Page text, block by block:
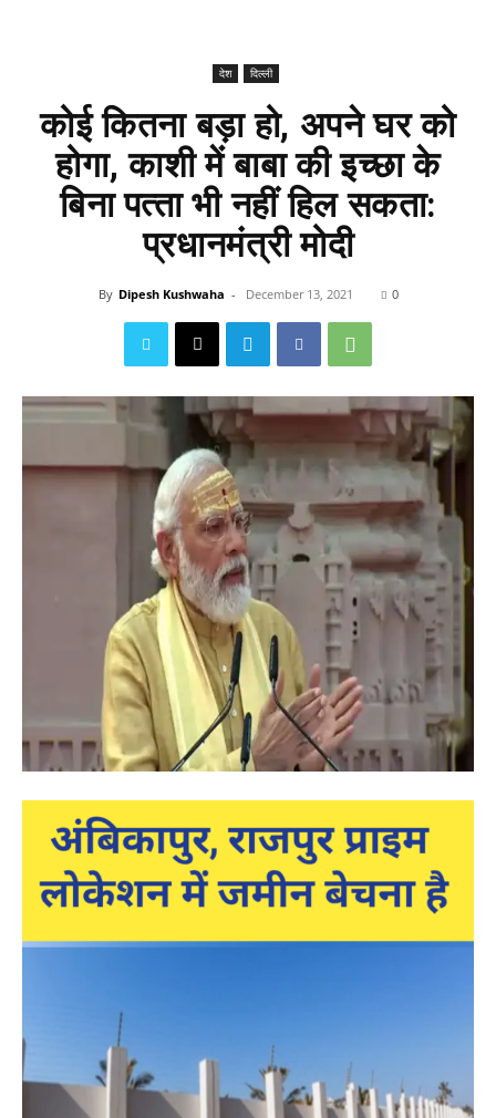
देश दिल्ली
कोई कितना बड़ा हो, अपने घर को
होगा, काशी में बाबा की इच्‍छा के
बिना पत्‍ता भी नहीं हिल सकता:
प्रधानमंत्री मोदी
By Dipesh Kushwaha - December 13, 2021 0